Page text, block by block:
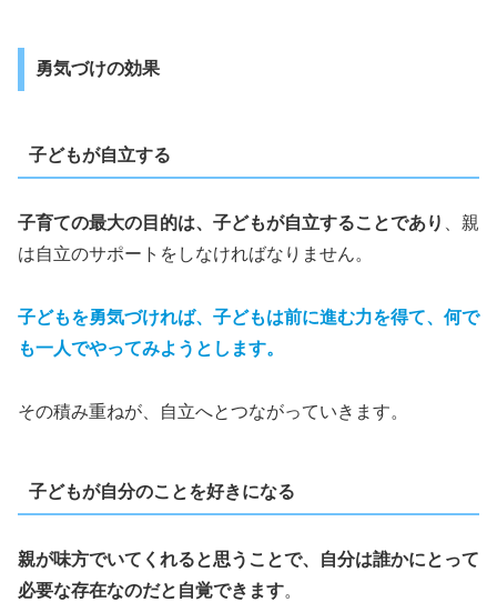
勇気づけの効果
子どもが自立する
子育ての最大の目的は、子どもが自立することであり
、親
は自立のサポートをしなければなりません。
子どもを勇気づければ、子どもは前に進む力を得て、何で
も一人でやってみようとします。
その積み重ねが、自立へとつながっていきます。
子どもが自分のことを好きになる
親が味方でいてくれると思うことで、自分は誰かにとって
必要な存在なのだと自覚できます。